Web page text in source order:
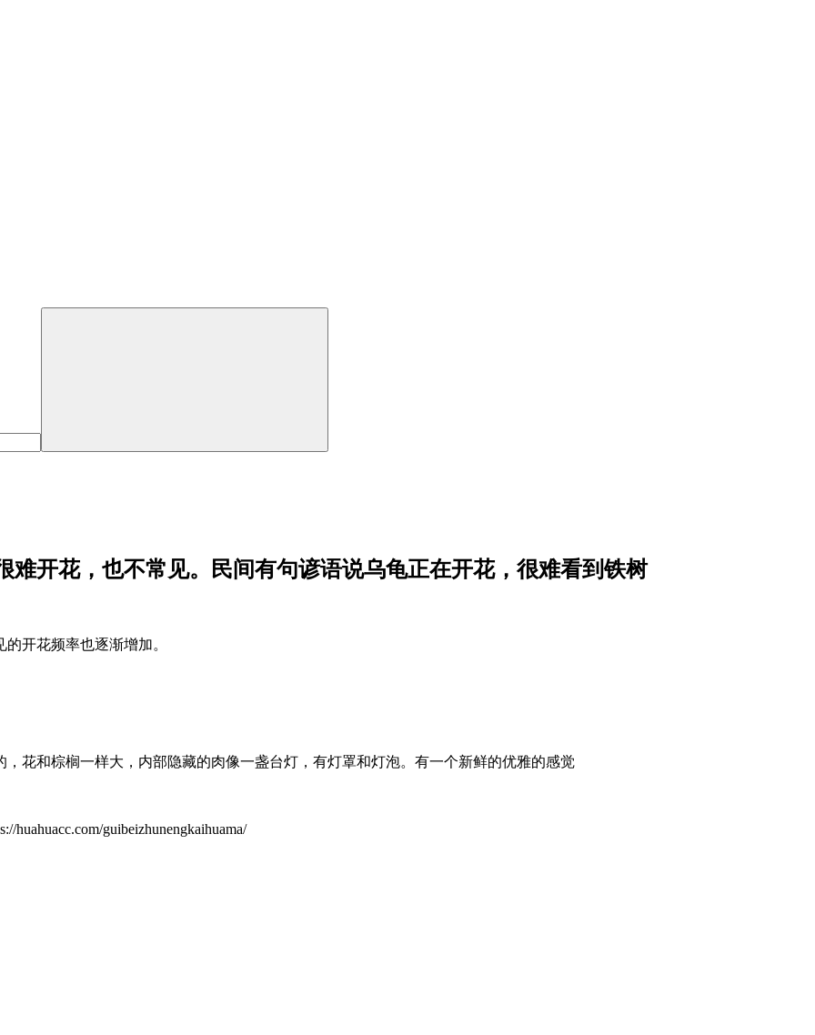
难开花，也不常见。民间有句谚语说乌龟正在开花，很难看到铁树
开花频率也逐渐增加。
花和棕榈一样大，内部隐藏的肉像一盏台灯，有灯罩和灯泡。有一个新鲜的优雅的感觉
guibeizhunengkaihuama/